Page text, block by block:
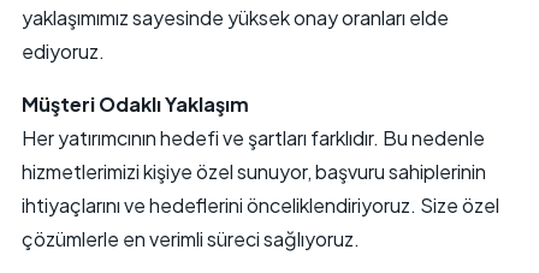
yaklaşımımız sayesinde yüksek onay oranları elde
ediyoruz.
Müşteri Odaklı Yaklaşım
Her yatırımcının hedefi ve şartları farklıdır. Bu nedenle
hizmetlerimizi kişiye özel sunuyor, başvuru sahiplerinin
ihtiyaçlarını ve hedeflerini önceliklendiriyoruz. Size özel
çözümlerle en verimli süreci sağlıyoruz.